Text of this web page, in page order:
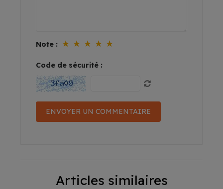
Note : ★ ★ ★ ★ ★
Code de sécurité :
Articles similaires